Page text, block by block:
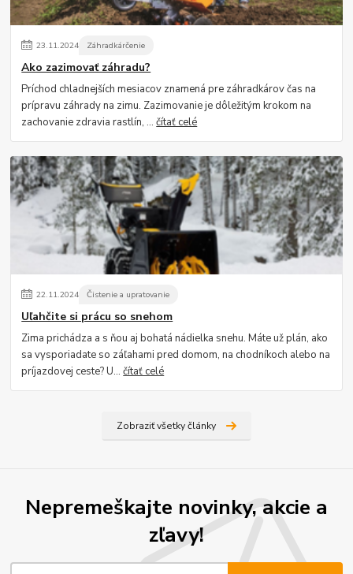
23.11.2024 Záhradkárčenie
Ako zazimovať záhradu?
Príchod chladnejších mesiacov znamená pre záhradkárov čas na
prípravu záhrady na zimu. Zazimovanie je dôležitým krokom na
zachovanie zdravia rastlín, ...čítať celé
22.11.2024 Čistenie a upratovanie
Uľahčite si prácu so snehom
Zima prichádza a s ňou aj bohatá nádielka snehu. Máte už plán, ako
sa vysporiadate so záľahami pred domom, na chodníkoch alebo na
príjazdovej ceste? U...čítať celé
Zobraziť všetky články
Nepremeškajte novinky, akcie a
zľavy!